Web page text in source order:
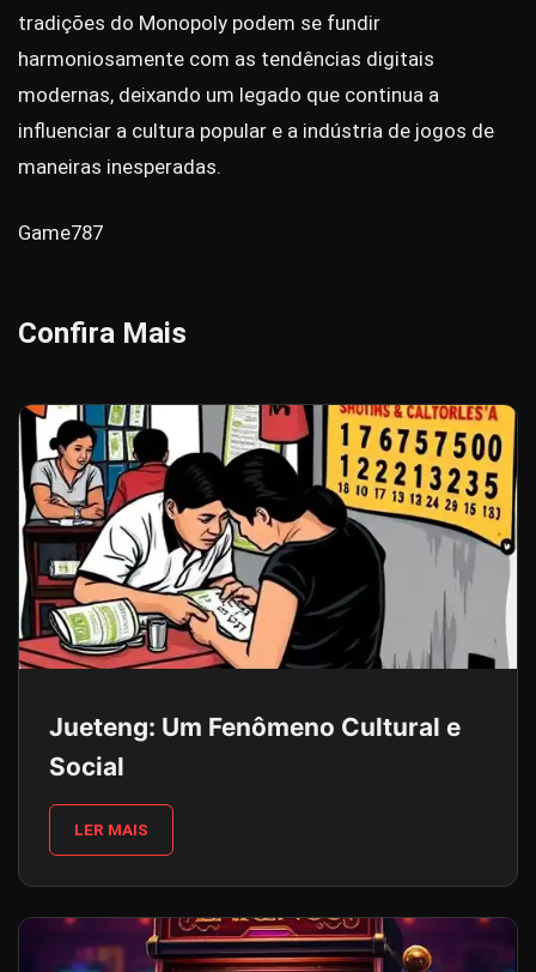
tradições do Monopoly podem se fundir
harmoniosamente com as tendências digitais
modernas, deixando um legado que continua a
influenciar a cultura popular e a indústria de jogos de
maneiras inesperadas.
Game787
Confira Mais
Jueteng: Um Fenômeno Cultural e
Social
LER MAIS